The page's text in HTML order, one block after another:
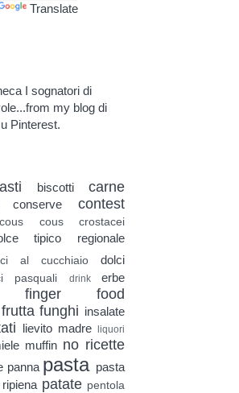
Translate
I sognatori di
my blog di
Pinterest.
biscotti
carne
conserve
contest
cous cous crostacei
tipico regionale
al cucchiaio
dolci
pasquali drink
erbe
finger food
frutta funghi insalate
lievito madre liquori
muffin no ricette
panna pasta pasta
patate pentola